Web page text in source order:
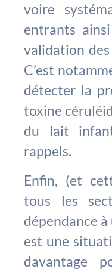
voire
entrants
validation des
C’est
détecter la
toxine
du lait
rappels.
Enfin, (et
tous les
dépendance
est une
davantage